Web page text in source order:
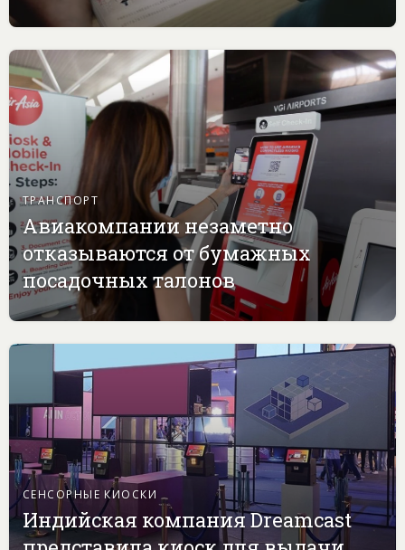
ТРАНСПОРТ
Авиакомпании незаметно
отказываются от бумажных
посадочных талонов
СЕНСОРНЫЕ КИОСКИ
Индийская компания Dreamcast